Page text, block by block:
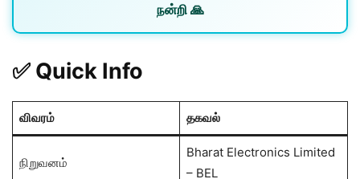
நன்றி 🙏
✅ Quick Info
விவரம் தகவல்
நிறுவனம்
Bharat Electronics Limited
– BEL